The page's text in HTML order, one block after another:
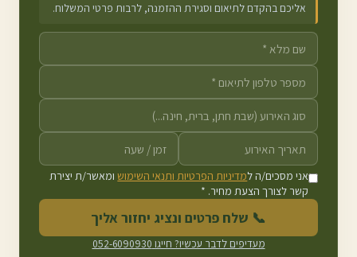
אליכם בהקדם לתיאום וסגירת ההזמנה, לרבות פרטי המשלוח.
אני מסכים/ה למדיניות הפרטיות ותנאי השימושומאשר/ת יצירת
קשר לצורך הצעת מחיר. *
📞 שלח פרטים ונציג יחזור אליך
מעדיפים לדבר עכשיו? חייגו 052-6090930